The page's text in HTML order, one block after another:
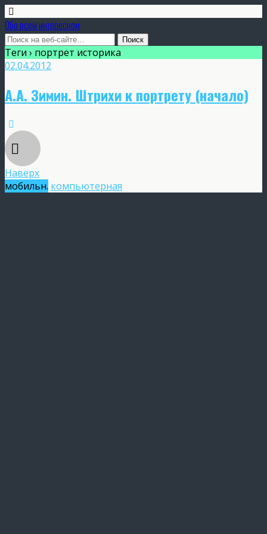
Обо всем интересном
Теги › портрет историка
02.04.2012
А.А. Зимин. Штрихи к портрету (начало)
Наверх
мобильн. компьютерная